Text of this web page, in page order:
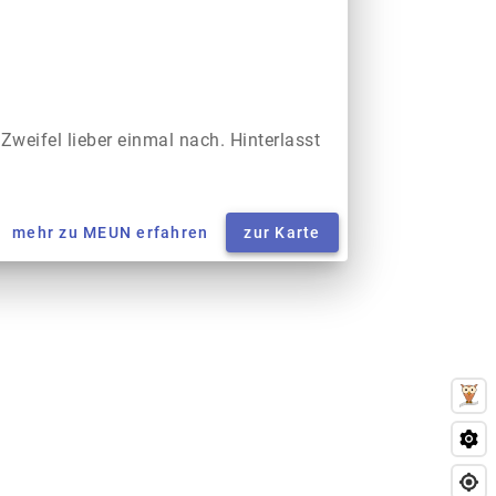
lieber einmal nach. Hinterlasst
mehr zu MEUN erfahren zur Karte